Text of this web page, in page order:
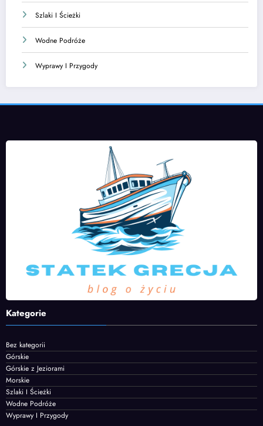
Szlaki I Ścieżki
Wodne Podróże
Wyprawy I Przygody
Kategorie
Bez kategorii
Górskie
Górskie z Jeziorami
Morskie
Szlaki I Ścieżki
Wodne Podróże
Wyprawy I Przygody